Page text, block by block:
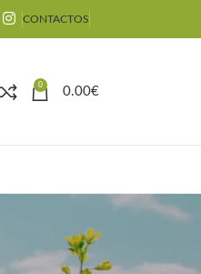
CONTACTOS
0
0.00€